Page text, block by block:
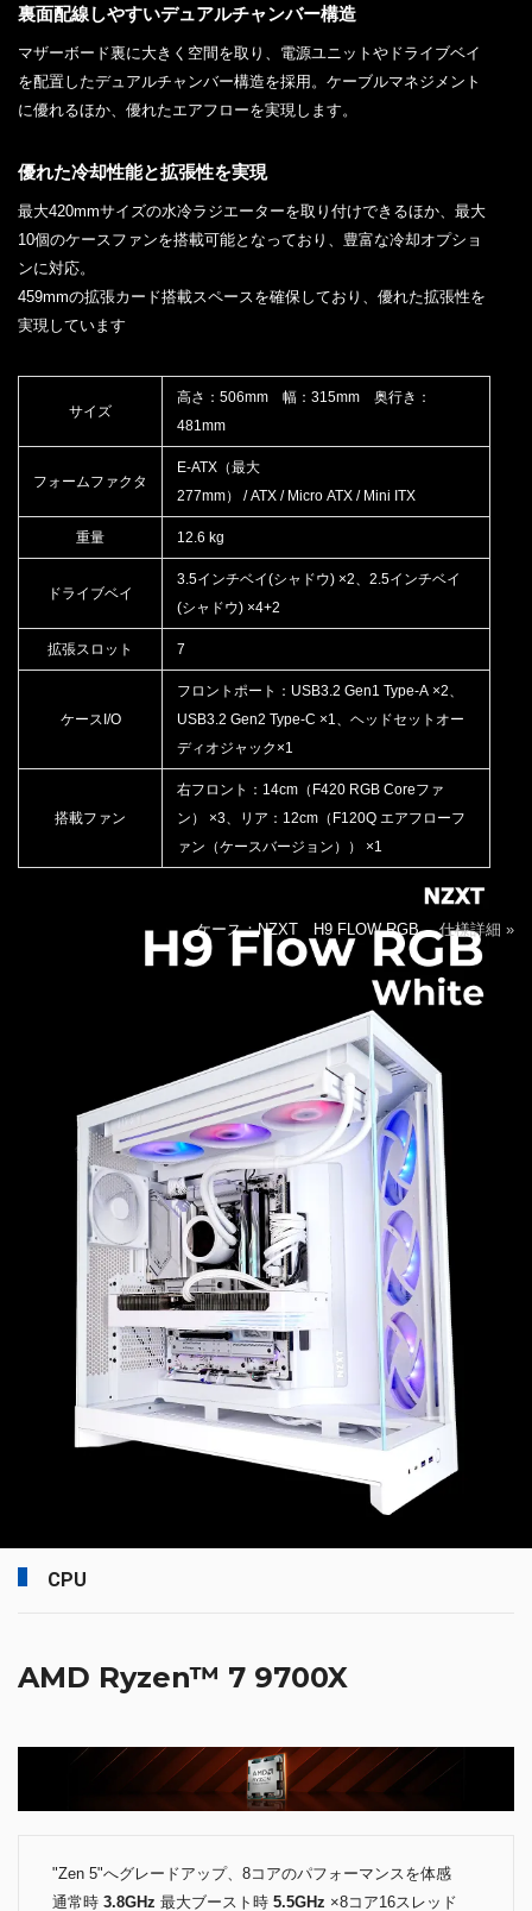
裏面配線しやすいデュアルチャンバー構造
マザーボード裏に大きく空間を取り、電源ユニットやドライブベイ
を配置したデュアルチャンバー構造を採用。ケーブルマネジメント
に優れるほか、優れたエアフローを実現します。
優れた冷却性能と拡張性を実現
最大420mmサイズの水冷ラジエーターを取り付けできるほか、最大
10個のケースファンを搭載可能となっており、豊富な冷却オプショ
ンに対応。
459mmの拡張カード搭載スペースを確保しており、優れた拡張性を
実現しています
サイズ
高さ：506mm 幅：315mm 奥行き：
481mm
フォームファクタ
E-ATX（最大
277mm） / ATX / Micro ATX / Mini ITX
重量 12.6 kg
ドライブベイ
3.5インチベイ(シャドウ) ×2、2.5インチベイ
(シャドウ) ×4+2
拡張スロット 7
ケースI/O
フロントポート：USB3.2 Gen1 Type-A ×2、
USB3.2 Gen2 Type-C ×1、ヘッドセットオー
ディオジャック×1
搭載ファン
右フロント：14cm（F420 RGB Coreファ
ン） ×3、リア：12cm（F120Q エアフローフ
ァン（ケースバージョン）） ×1
ケース：NZXT H9 FLOW RGB仕様詳細 »
CPU
AMD Ryzen™ 7 9700X
"Zen 5"へグレードアップ、8コアのパフォーマンスを体感
通常時 3.8GHz 最大ブースト時 5.5GHz ×8コア16スレッド